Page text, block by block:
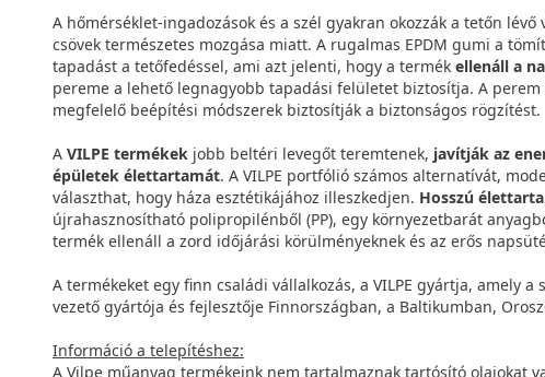
A hőmérséklet-ingadozások és a szél gyakran okozzák a tetőn
csövek természetes mozgása miatt. A rugalmas EPDM gumi a
tapadást a tetőfedéssel, ami azt jelenti, hogy a termék ellenáll a
pereme a lehető legnagyobb tapadási felületet biztosítja. A perem
megfelelő beépítési módszerek biztosítják a biztonságos rögzítést.
A VILPE termékek jobb beltéri levegőt teremtenek, javítják az
épületek élettartamát. A VILPE portfólió számos alternatívát,
választhat, hogy háza esztétikájához illeszkedjen. Hosszú
újrahasznosítható polipropilénből (PP), egy környezetbarát
termék ellenáll a zord időjárási körülményeknek és az erős
A termékeket egy finn családi vállalkozás, a VILPE gyártja, amely
vezető gyártója és fejlesztője Finnországban, a Baltikumban,
Információ a telepítéshez:
A Vilpe műanyag termékeink nem tartalmaznak tartósító olajokat